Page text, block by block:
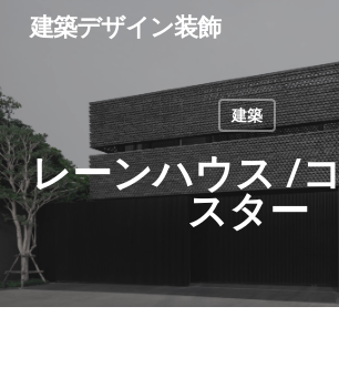
Skip
main
content
建築デザイン装飾
建築
レーンハウス /
スター